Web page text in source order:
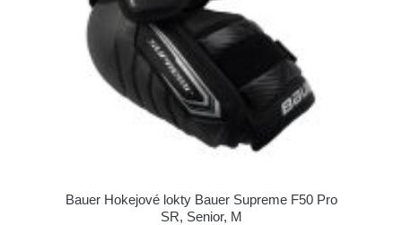
Bauer Hokejové lokty Bauer Supreme F50 Pro
SR, Senior, M